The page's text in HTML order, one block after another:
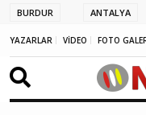
BURDUR ANTALYA
YAZARLAR VİDEO FOTO